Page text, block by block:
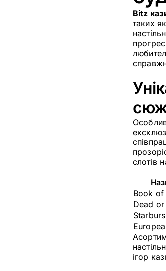
Bitz
таких
слотів
Book of
Dead
ігор